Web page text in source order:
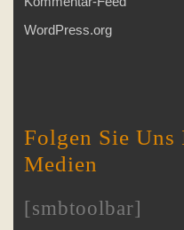
WordPress.org
Folgen Sie Uns
Medien
[smbtoolbar]